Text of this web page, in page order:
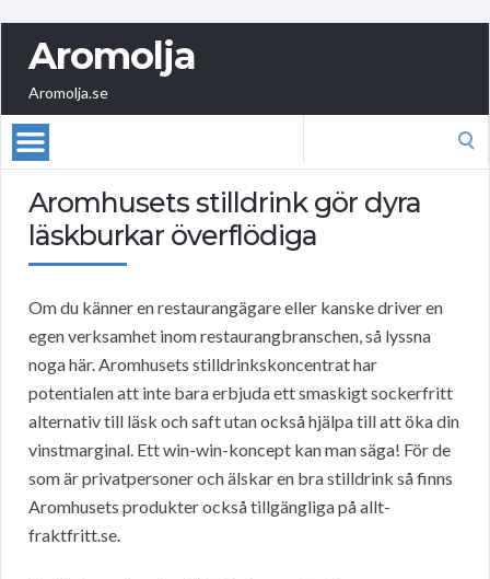
Aromolja
Aromolja.se
Aromhusets stilldrink gör dyra
läskburkar överflödiga
Om du känner en restaurangägare eller kanske driver en
egen verksamhet inom restaurangbranschen, så lyssna
noga här. Aromhusets stilldrinkskoncentrat har
potentialen att inte bara erbjuda ett smaskigt sockerfritt
alternativ till läsk och saft utan också hjälpa till att öka din
vinstmarginal. Ett win-win-koncept kan man säga! För de
som är privatpersoner och älskar en bra stilldrink så finns
Aromhusets produkter också tillgängliga på allt-
fraktfritt.se.